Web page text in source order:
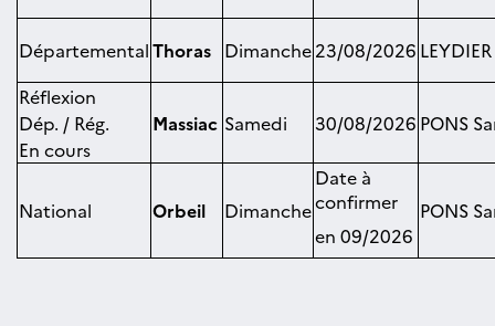
DépartementalThoras Dimanche23/08/2026
Réflexion
Massiac Samedi 30/08/2026 PONS
Dép. / Rég.
En cours
National Orbeil Dimanche
Date à
confirmer
PONS
en 09/2026